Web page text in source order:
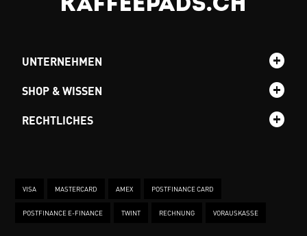
UNTERNEHMEN
SHOP & WISSEN
RECHTLICHES
VISA MASTERCARD AMEX POSTFINANCE CARD
POSTFINANCE E-FINANCE TWINT RECHNUNG VORAUSKASSE